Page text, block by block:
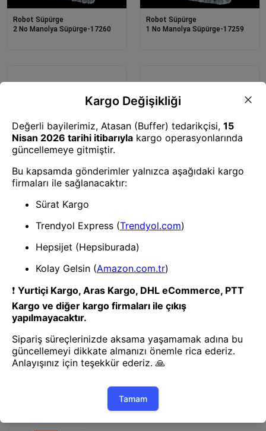
Robot Süpürge
2 No Manolya Süpürge-17260
Robot Süpürge
1 No Manolya Süpürge-17259
Hanımeli Süpürge-10100